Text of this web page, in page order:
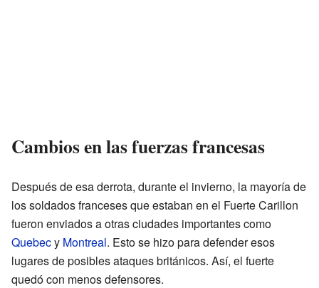
Cambios en las fuerzas francesas
Después de esa derrota, durante el invierno, la mayoría de
los soldados franceses que estaban en el Fuerte Carillon
fueron enviados a otras ciudades importantes como
Quebecy Montreal. Esto se hizo para defender esos
lugares de posibles ataques británicos. Así, el fuerte
quedó con menos defensores.